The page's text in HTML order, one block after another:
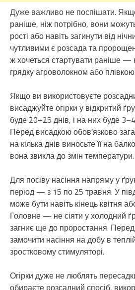
Дуже важливо не поспішати.
раніше, ніж потрібно, вони
рості або навіть загинути від
чутливими є розсада та
ж хочеться стартувати раніше
грядку агроволокном або плівкою.
Якщо ви використовуєте
висаджуйте огірки у відкритий
буде 20–25 днів, і на них буде
Перед висадкою обов’язково
на кілька днів виносьте її на
вона звикла до змін температури.
Для посіву насіння напряму у
період — з 15 по 25 травня. У
може бути навіть кінець квітня
Головне — не сіяти у холодний
загниє ще до проростання.
замочити насіння на добу в
зростковому стимуляторі.
Огірки дуже не люблять
обираєте розсадний спосіб,